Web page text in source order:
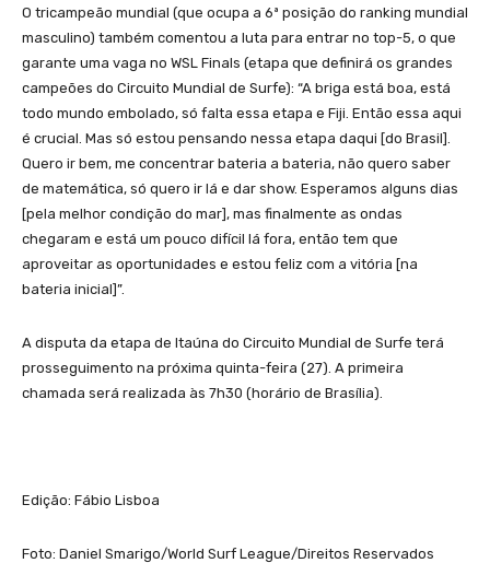
O tricampeão mundial (que ocupa a 6ª posição do ranking mundial
masculino) também comentou a luta para entrar no top-5, o que
garante uma vaga no WSL Finals (etapa que definirá os grandes
campeões do Circuito Mundial de Surfe): “A briga está boa, está
todo mundo embolado, só falta essa etapa e Fiji. Então essa aqui
é crucial. Mas só estou pensando nessa etapa daqui [do Brasil].
Quero ir bem, me concentrar bateria a bateria, não quero saber
de matemática, só quero ir lá e dar show. Esperamos alguns dias
[pela melhor condição do mar], mas finalmente as ondas
chegaram e está um pouco difícil lá fora, então tem que
aproveitar as oportunidades e estou feliz com a vitória [na
bateria inicial]”.
A disputa da etapa de Itaúna do Circuito Mundial de Surfe terá
prosseguimento na próxima quinta-feira (27). A primeira
chamada será realizada às 7h30 (horário de Brasília).
Edição: Fábio Lisboa
Foto: Daniel Smarigo/World Surf League/Direitos Reservados